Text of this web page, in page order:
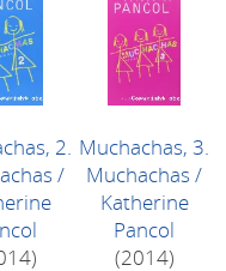
2.
/
Muchachas, 3.
Muchachas /
Katherine
Pancol
(2014)